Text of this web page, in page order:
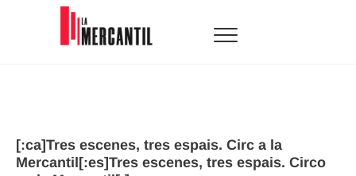
[:ca]Tres escenes, tres espais. Circ a la
Mercantil[:es]Tres escenes, tres espais. Circo